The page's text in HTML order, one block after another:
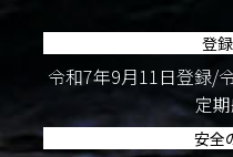
登
令和7年9月11日登録/
定
安全